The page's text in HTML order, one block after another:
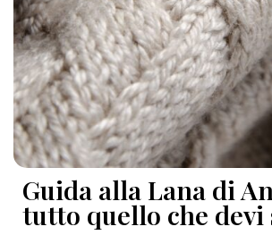
Guida alla Lana di
tutto quello che devi